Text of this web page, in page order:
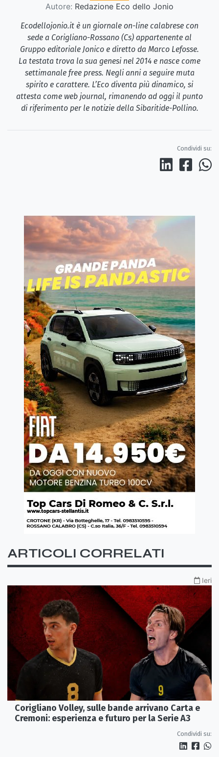
Autore: Redazione Eco dello Jonio
Ecodellojonio.it è un giornale on-line calabrese con
sede a Corigliano-Rossano (Cs) appartenente al
Gruppo editoriale Jonico e diretto da Marco Lefosse.
La testata trova la sua genesi nel 2014 e nasce come
settimanale free press. Negli anni a seguire muta
spirito e carattere. L’Eco diventa più dinamico, si
attesta come web journal, rimanendo ad oggi il punto
di riferimento per le notizie della Sibaritide-Pollino.
Condividi su:
ARTICOLI CORRELATI
Ieri
Corigliano Volley, sulle bande arrivano Carta e
Cremoni: esperienza e futuro per la Serie A3
Condividi su: